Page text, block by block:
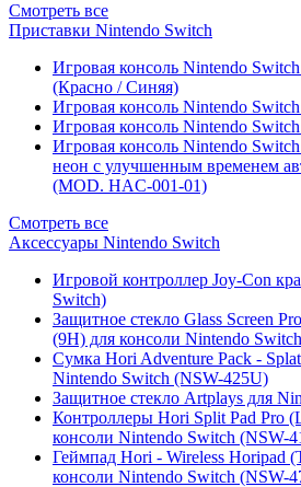
Смотреть все
Приставки Nintendo Switch
Игровая консоль Nintendo
(Красно / Синяя)
Игровая консоль Nintendo
Игровая консоль Nintendo
Игровая консоль Nintendo
неон с улучшенным временем
(MOD. HAC-001-01)
Смотреть все
Аксессуары Nintendo Switch
Игровой контроллер Joy-Con
Switch)
Защитное стекло Glass Screen
(9H) для консоли Nintendo Switch
Сумка Hori Adventure Pack -
Nintendo Switch (NSW-425U)
Защитное стекло Artplays для
Контроллеры Hori Split Pad Pro
консоли Nintendo Switch (NSW-
Геймпад Hori - Wireless Horipad
консоли Nintendo Switch (NSW-